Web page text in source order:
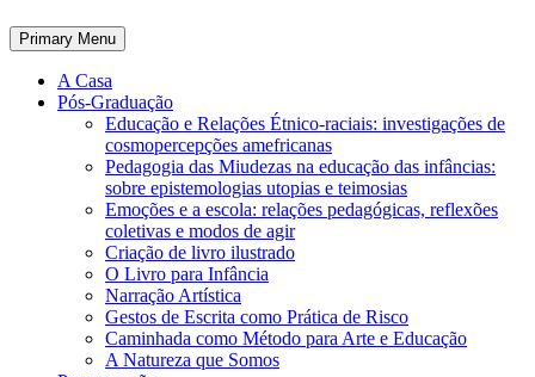
Primary Menu
A Casa
Pós-Graduação
Educação e Relações Étnico-raciais: investigações de
cosmopercepções amefricanas
Pedagogia das Miudezas na educação das infâncias:
sobre epistemologias utopias e teimosias
Emoções e a escola: relações pedagógicas, reflexões
coletivas e modos de agir
Criação de livro ilustrado
O Livro para Infância
Narração Artística
Gestos de Escrita como Prática de Risco
Caminhada como Método para Arte e Educação
A Natureza que Somos